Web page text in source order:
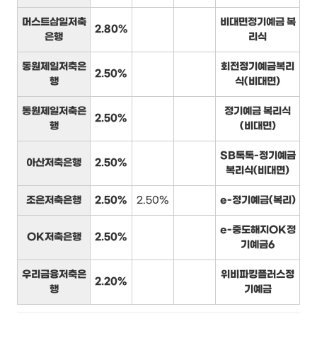
머스트삼일저축
은행
2.80%
비대면정기예금 복
리식
동원제일저축은
행
2.50%
회전정기예금복리
식(비대면)
동원제일저축은
행
2.50%
정기예금 복리식
(비대면)
아산저축은행 2.50%
SB톡톡-정기예금
복리식(비대면)
조은저축은행 2.50% 2.50% e-정기예금(복리)
OK저축은행 2.50%
e-중도해지OK정
기예금6
우리금융저축은
행
2.20%
위비파킹플러스정
기예금